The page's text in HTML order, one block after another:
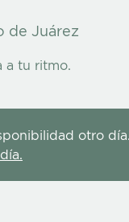
de Juárez
a tu ritmo.
otro